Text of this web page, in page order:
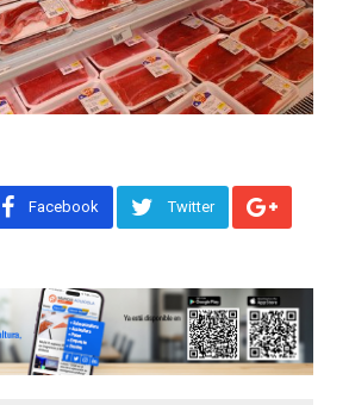
Facebook Twitter